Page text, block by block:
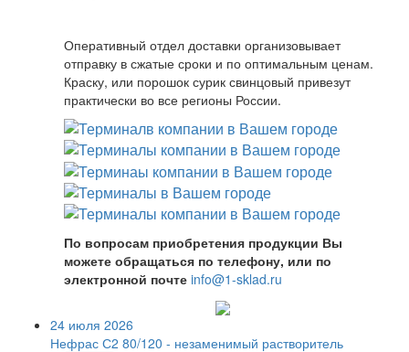
Оперативный отдел доставки организовывает
отправку в сжатые сроки и по оптимальным ценам.
Краску, или порошок сурик свинцовый привезут
практически во все регионы России.
По вопросам приобретения продукции Вы
можете обращаться по телефону, или по
электронной почте info@1-sklad.ru
24 июля 2026
Нефрас С2 80/120 - незаменимый растворитель